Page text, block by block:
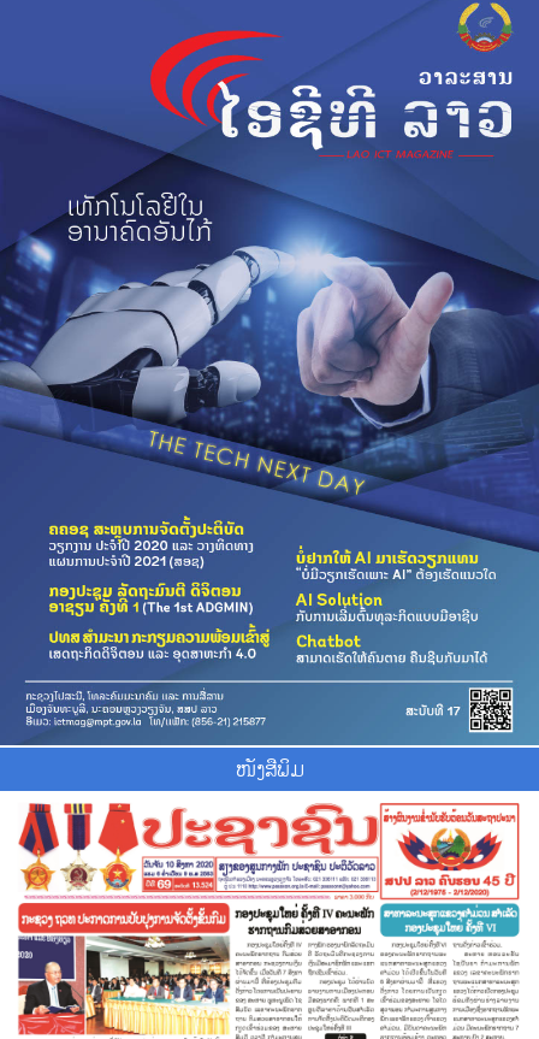
ໜັງສືພິມ